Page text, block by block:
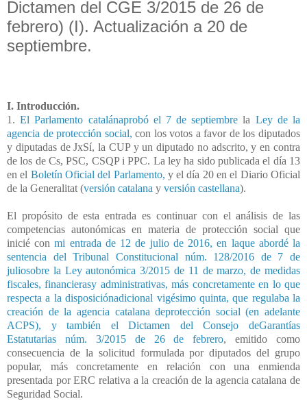
Dictamen del CGE 3/2015 de 26 de
febrero) (I). Actualización a 20 de
septiembre.
I. Introducción.
1.El Parlamento catalánaprobó el 7 de septiembre la Ley de la
agencia de protección social, con los votos a favor de los diputados
y diputadas de JxSí, la CUP y un diputado no adscrito, y en contra
de los de Cs, PSC, CSQP i PPC. La ley ha sido publicada el día 13
en el Boletín Oficial del Parlamento, y el día 20 en el Diario Oficial
de la Generalitat (versión catalana y versión castellana).
El propósito de esta entrada es continuar con el análisis de las
competencias autonómicas en materia de protección social que
inicié conmi entrada de 12 de julio de 2016, en laque abordé la
sentencia del Tribunal Constitucional núm. 128/2016 de 7 de
juliosobre la Ley autonómica 3/2015 de 11 de marzo, de medidas
fiscales, financierasy administrativas, más concretamente en lo que
respecta a la disposiciónadicional vigésimo quinta, que regulaba la
creación de la agencia catalana deprotección social (en adelante
ACPS), y también el Dictamen del Consejo deGarantías
Estatutarias núm. 3/2015 de 26 de febrero, emitido como
consecuencia de la solicitud formulada por diputados del grupo
popular, más concretamente en relación con una enmienda
presentada por ERC relativa a la creación de la agencia catalana de
Seguridad Social.